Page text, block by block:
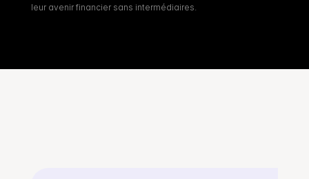
leur avenir financier sans intermédiaires.